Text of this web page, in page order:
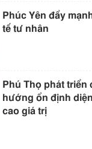
Phúc Yên đẩy
tế tư nhân
Phú Thọ phát triển
hướng ổn định
cao giá trị